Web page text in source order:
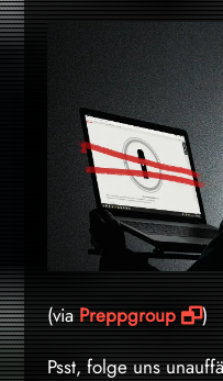
(viaPreppgroup
)
Psst, folge uns